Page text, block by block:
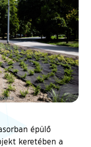
épülő
keretében a